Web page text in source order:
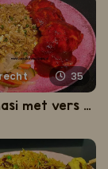
35
Chinese nasi met vers gegrilde kip